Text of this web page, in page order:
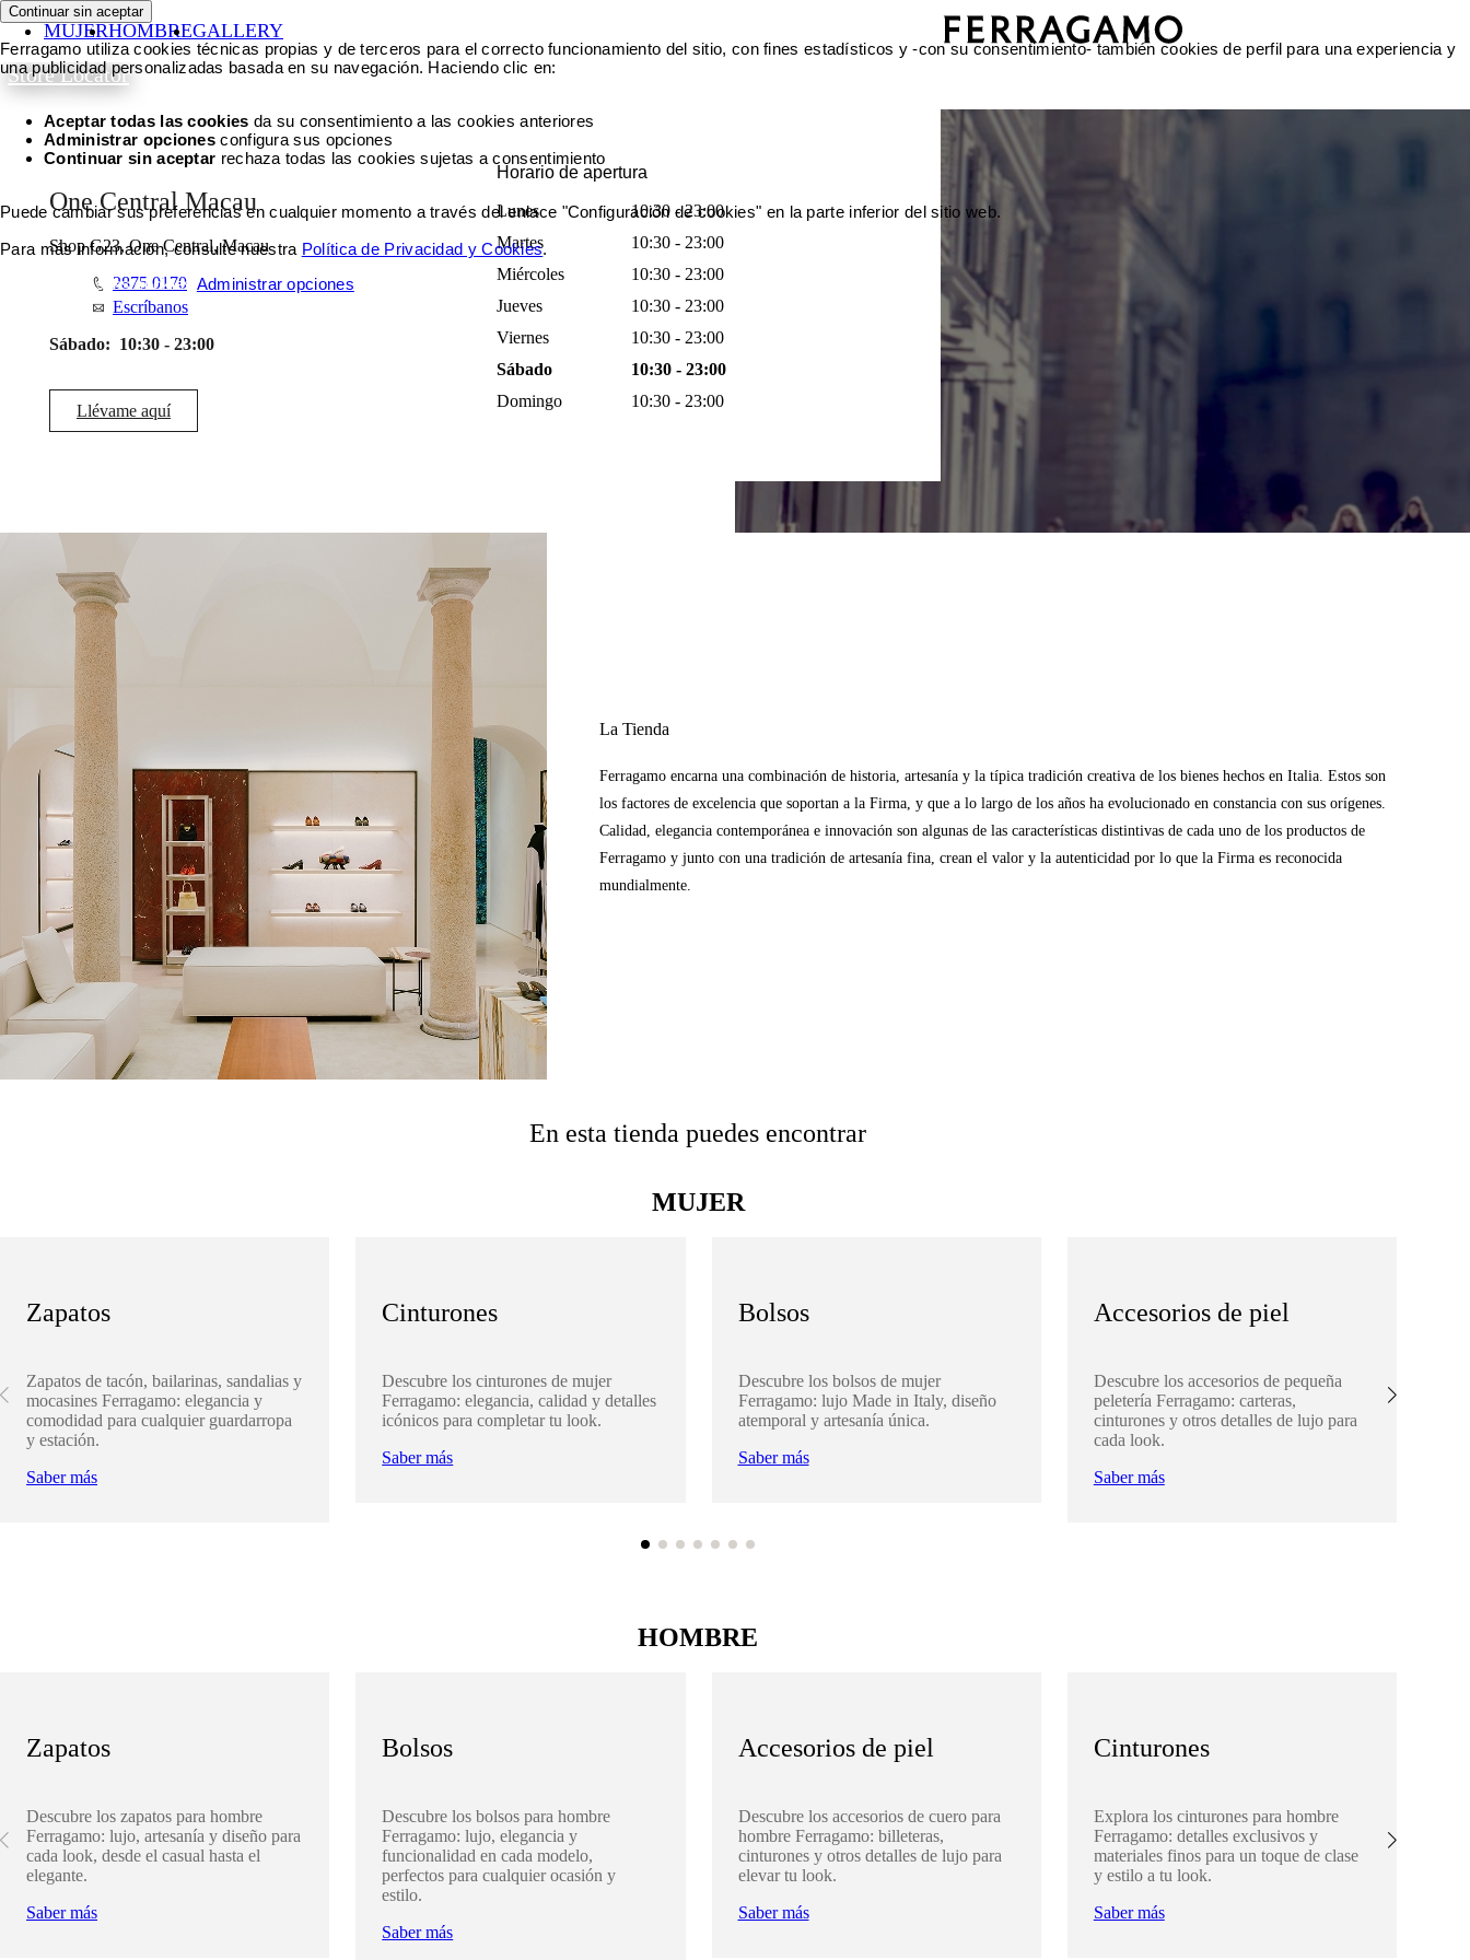
MUJERHOMBREGALLERY
Store Locator
One Central Macau
Shop G23, One Central, Macau
2875 0170
Escríbanos
Sábado: 10:30 - 23:00
Llévame aquí
Horario de apertura
Lunes
10:30 - 23:00
Martes
10:30 - 23:00
Miércoles
10:30 - 23:00
Jueves
10:30 - 23:00
Viernes
10:30 - 23:00
Sábado
10:30 - 23:00
Domingo
10:30 - 23:00
La Tienda
Ferragamo encarna una combinación de historia, artesanía y la típica tradición creativa de los bienes hechos en Italia. Estos son
los factores de excelencia que soportan a la Firma, y que a lo largo de los años ha evolucionado en constancia con sus orígenes.
Calidad, elegancia contemporánea e innovación son algunas de las características distintivas de cada uno de los productos de
Ferragamo y junto con una tradición de artesanía fina, crean el valor y la autenticidad por lo que la Firma es reconocida
mundialmente.
En esta tienda puedes encontrar
MUJER
Zapatos
Zapatos de tacón, bailarinas, sandalias y
mocasines Ferragamo: elegancia y
comodidad para cualquier guardarropa
y estación.
Saber más
Cinturones
Descubre los cinturones de mujer
Ferragamo: elegancia, calidad y detalles
icónicos para completar tu look.
Saber más
Bolsos
Descubre los bolsos de mujer
Ferragamo: lujo Made in Italy, diseño
atemporal y artesanía única.
Saber más
Accesorios de piel
Descubre los accesorios de pequeña
peletería Ferragamo: carteras,
cinturones y otros detalles de lujo para
cada look.
Saber más
HOMBRE
Zapatos
Descubre los zapatos para hombre
Ferragamo: lujo, artesanía y diseño para
cada look, desde el casual hasta el
elegante.
Saber más
Bolsos
Descubre los bolsos para hombre
Ferragamo: lujo, elegancia y
funcionalidad en cada modelo,
perfectos para cualquier ocasión y
estilo.
Saber más
Accesorios de piel
Descubre los accesorios de cuero para
hombre Ferragamo: billeteras,
cinturones y otros detalles de lujo para
elevar tu look.
Saber más
Cinturones
Explora los cinturones para hombre
Ferragamo: detalles exclusivos y
materiales finos para un toque de clase
y estilo a tu look.
Saber más
Continuar sin aceptar
Ferragamo utiliza cookies técnicas propias y de terceros para el correcto funcionamiento del sitio, con fines estadísticos y -con su consentimiento- también cookies de perfil para una experiencia y
una publicidad personalizadas basada en su navegación. Haciendo clic en:
Aceptar todas las cookies da su consentimiento a las cookies anteriores
Administrar opciones configura sus opciones
Continuar sin aceptar rechaza todas las cookies sujetas a consentimiento
Puede cambiar sus preferencias en cualquier momento a través del enlace "Configuración de cookies" en la parte inferior del sitio web.
Para más información, consulte nuestra Política de Privacidad y Cookies.
Aceptar todas las cookies Administrar opciones